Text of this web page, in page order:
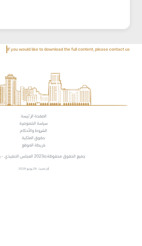
If you would like to download the full content, please contact us
الصفحة الرئيسة
سياسة الخصوصية
الشروط والأحكام
حقوق الملكية
خريطة الموقع
جميع الحقوق محفوظة 2023 المجلس التنفيذي - رأس الخيمة
آخر تحديث: 26 يونيو 2026